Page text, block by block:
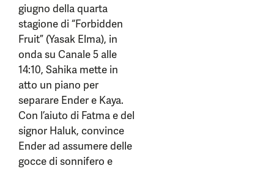
giugno della quarta
stagione di “Forbidden
Fruit” (Yasak Elma), in
onda su Canale 5 alle
14:10, Sahika mette in
atto un piano per
separare Ender e Kaya.
Con l’aiuto di Fatma e del
signor Haluk, convince
Ender ad assumere delle
gocce di sonnifero e